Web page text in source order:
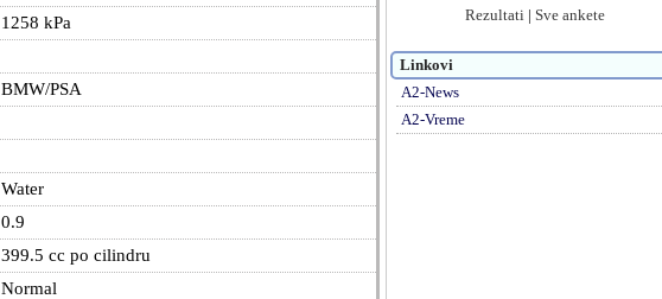
1258 kPa
BMW/PSA
Water
0.9
399.5 cc po cilindru
Normal
Rezultati | Sve ankete
Linkovi
A2-News
A2-Vreme